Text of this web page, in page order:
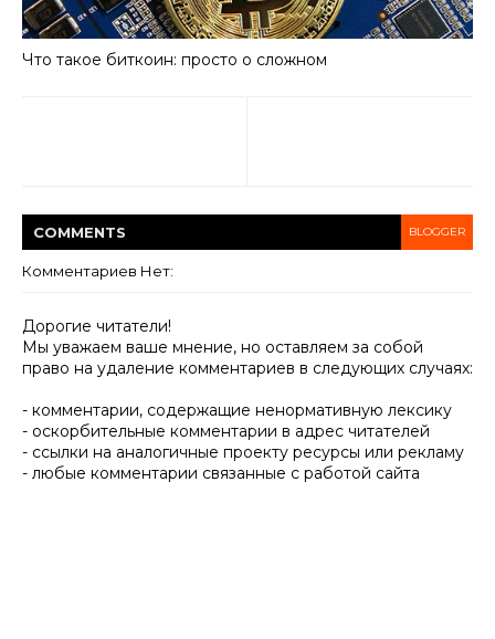
Что такое биткоин: просто о сложном
COMMENTS BLOGGER
Комментариев Нет:
Дорогие читатели!
Мы уважаем ваше мнение, но оставляем за собой
право на удаление комментариев в следующих случаях:
- комментарии, содержащие ненормативную лексику
- оскорбительные комментарии в адрес читателей
- ссылки на аналогичные проекту ресурсы или рекламу
- любые комментарии связанные с работой сайта